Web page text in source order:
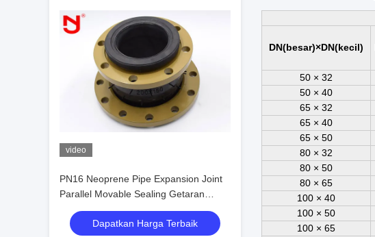
video
PN16 Neoprene Pipe Expansion Joint
Parallel Movable Sealing Getaran
Mekanik Rendah
Dapatkan Harga Terbaik
DN(besar)×DN(kecil)
50 × 32
50 × 40
65 × 32
65 × 40
65 × 50
80 × 32
80 × 50
80 × 65
100 × 40
100 × 50
100 × 65